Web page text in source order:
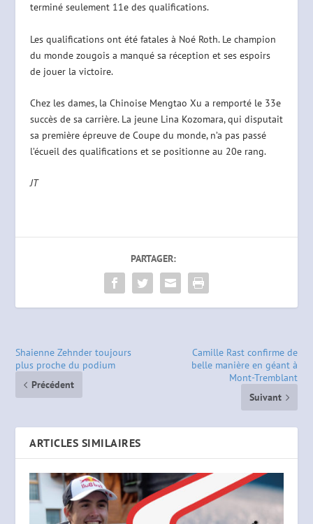
terminé seulement 11e des qualifications.
Les qualifications ont été fatales à Noé Roth. Le champion
du monde zougois a manqué sa réception et ses espoirs
de jouer la victoire.
Chez les dames, la Chinoise Mengtao Xu a remporté le 33e
succès de sa carrière. La jeune Lina Kozomara, qui disputait
sa première épreuve de Coupe du monde, n’a pas passé
l’écueil des qualifications et se positionne au 20e rang.
JT
PARTAGER:
Shaienne Zehnder toujours
plus proche du podium
Précédent
Camille Rast confirme de
belle manière en géant à
Mont-Tremblant
Suivant
ARTICLES SIMILAIRES